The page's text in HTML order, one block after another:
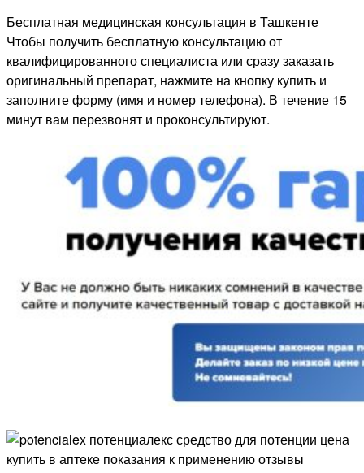
Бесплатная медицинская консультация в Ташкенте
Чтобы получить бесплатную консультацию от
квалифицированного специалиста или сразу заказать
оригинальный препарат, нажмите на кнопку купить и
заполните форму (имя и номер телефона). В течение 15
минут вам перезвонят и проконсультируют.